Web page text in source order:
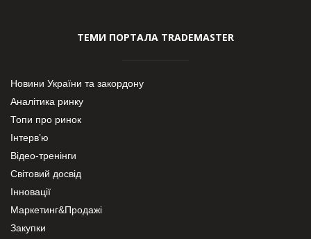
ТЕМИ ПОРТАЛА TRADEMASTER
Новини України та закордону
Аналітика ринку
Топи про ринок
Інтерв’ю
Відео-тренінги
Світовий досвід
Інновації
Маркетинг&Продажі
Закупки